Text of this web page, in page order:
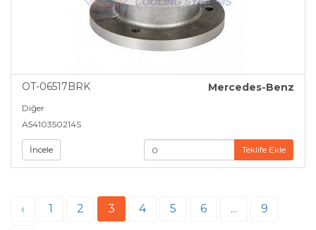
OT-06517BRK Mercedes-Benz
Diğer
A5410350214S
İncele Teklife Ekle
‹ 1 2 3 4 5 6 ... 9